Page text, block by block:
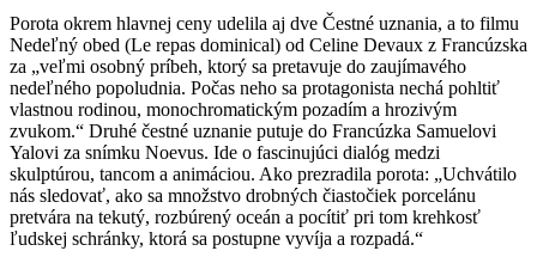
Porota okrem hlavnej ceny udelila aj dve Čestné uznania, a to filmu
Nedeľný obed (Le repas dominical) od Celine Devaux z Francúzska
za „veľmi osobný príbeh, ktorý sa pretavuje do zaujímavého
nedeľného popoludnia. Počas neho sa protagonista nechá pohltiť
vlastnou rodinou, monochromatickým pozadím a hrozivým
zvukom.“ Druhé čestné uznanie putuje do Francúzka Samuelovi
Yalovi za snímku Noevus. Ide o fascinujúci dialóg medzi
skulptúrou, tancom a animáciou. Ako prezradila porota: „Uchvátilo
nás sledovať, ako sa množstvo drobných čiastočiek porcelánu
pretvára na tekutý, rozbúrený oceán a pocítiť pri tom krehkosť
ľudskej schránky, ktorá sa postupne vyvíja a rozpadá.“